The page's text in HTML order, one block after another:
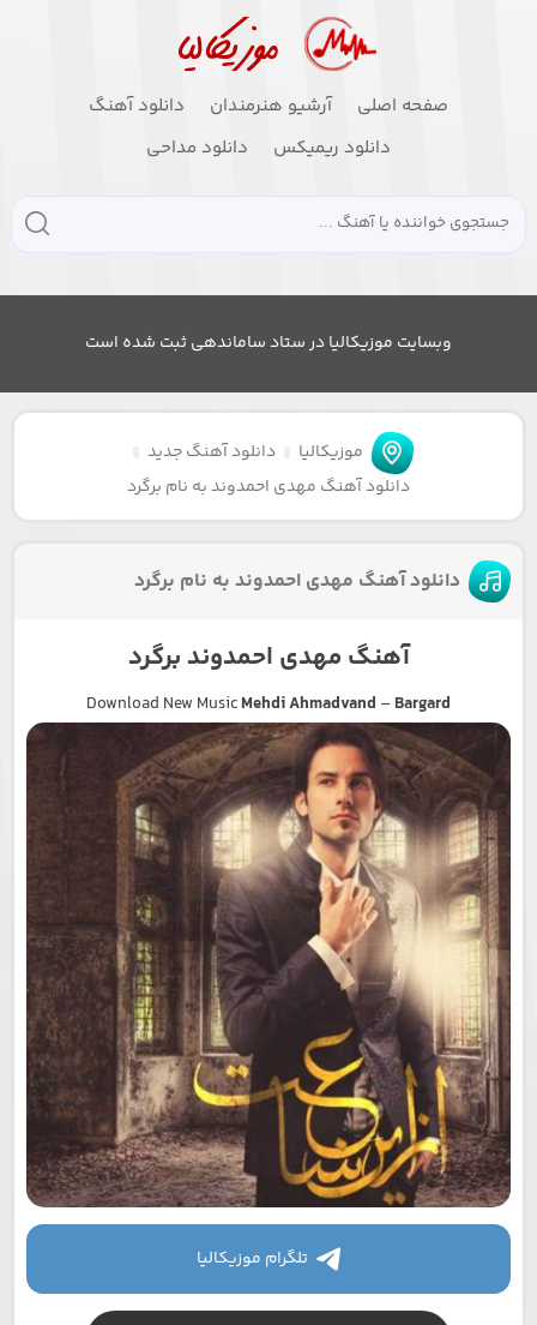
صفحه اصلی آرشیو هنرمندان
دانلود آهنگ
دانلود ریمیکس
دانلود مداحی
وبسایت موزیکالیا در ستاد ساماندهی ثبت شده است
موزیکالیا
دانلود آهنگ جدید
دانلود آهنگ مهدی احمدوند به نام برگرد
دانلود آهنگ مهدی احمدوند به نام برگرد
آهنگ مهدی احمدوند برگرد
Download New MusicMehdi Ahmadvand – Bargard
تلگرام موزیکالیا